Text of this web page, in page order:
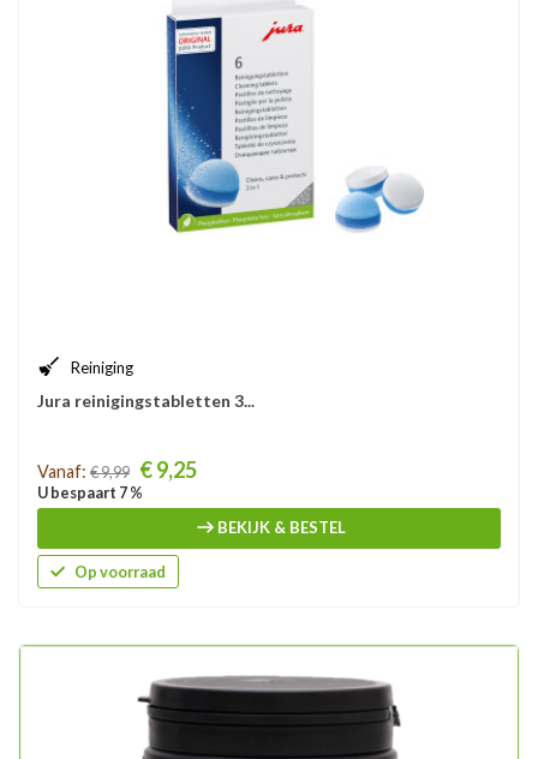
Reiniging
Jura reinigingstabletten 3...
Prijs
Vanaf: € 9,99 € 9,25
U bespaart 7 %
BEKIJK & BESTEL
Op voorraad